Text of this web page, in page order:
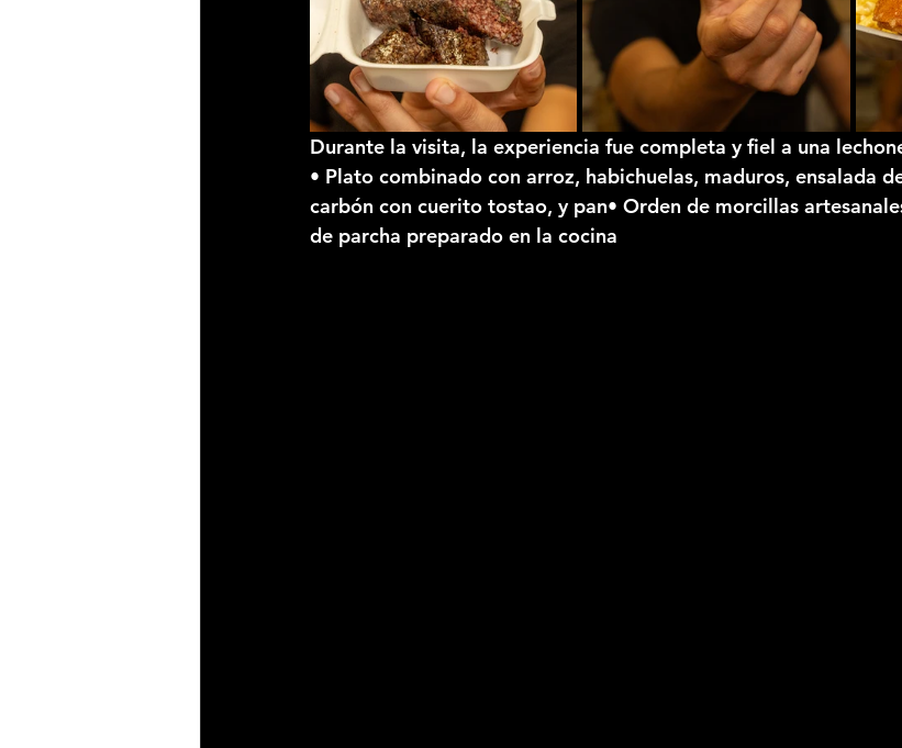
Durante la visita, la experiencia fue completa y fiel a una
• Plato combinado con arroz, habichuelas, maduros, ensalada
carbón con cuerito tostao, y pan• Orden de morcillas
de parcha preparado en la cocina